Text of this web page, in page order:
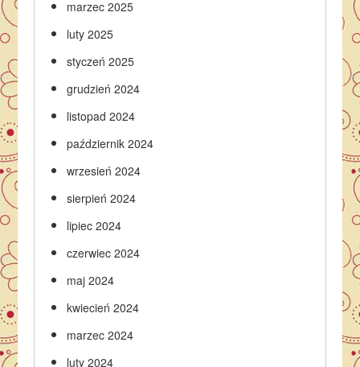
marzec 2025
luty 2025
styczeń 2025
grudzień 2024
listopad 2024
październik 2024
wrzesień 2024
sierpień 2024
lipiec 2024
czerwiec 2024
maj 2024
kwiecień 2024
marzec 2024
luty 2024